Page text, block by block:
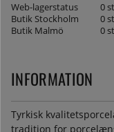
Web-lagerstatus
0
Butik Stockholm
0
Butik Malmö
0
INFORMATION
Tyrkisk
tradition for